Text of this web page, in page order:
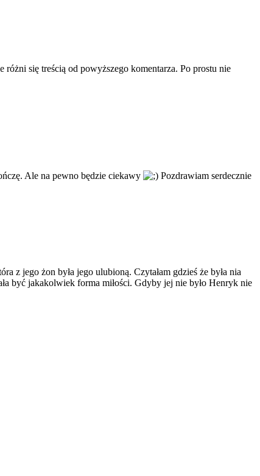
się treścią od powyższego komentarza. Po prostu nie
Ale na pewno będzie ciekawy Pozdrawiam serdecznie
z jego żon była jego ulubioną. Czytałam gdzieś że była nia
być jakakolwiek forma miłości. Gdyby jej nie było Henryk nie